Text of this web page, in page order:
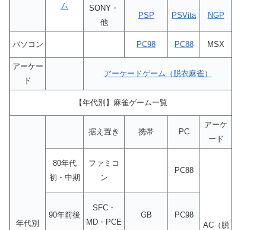
ム
SONY・
他
PSP PSVita NGP
パソコン PC98 PC88 MSX
アーケー
ド
アーケードゲーム（脱衣麻雀）
【年代別】麻雀ゲーム一覧
年代別
据え置き 携帯 PC
アーケ
ード
80年代
初・中期
ファミコ
ン
PC88
AC（脱
90年前後
SFC・
MD・PCE
GB PC98